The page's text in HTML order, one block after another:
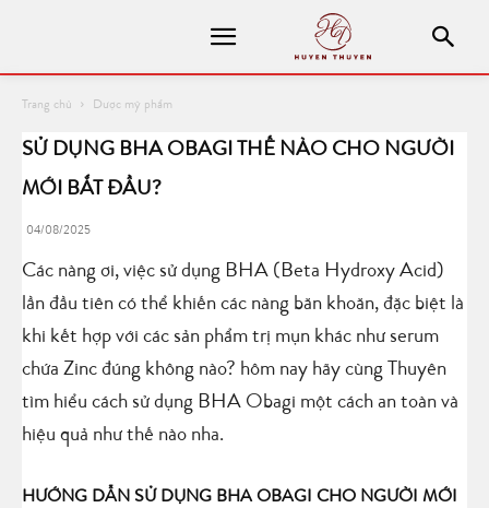
Trang chủ Dược mỹ phẩm
SỬ DỤNG BHA OBAGI THẾ NÀO CHO NGƯỜI
MỚI BẮT ĐẦU?
04/08/2025
Các nàng ơi, việc sử dụng BHA (Beta Hydroxy Acid)
lần đầu tiên có thể khiến các nàng băn khoăn, đặc biệt là
khi kết hợp với các sản phẩm trị mụn khác như serum
chứa Zinc đúng không nào? hôm nay hãy cùng Thuyên
tìm hiểu cách sử dụng BHA Obagi một cách an toàn và
hiệu quả như thế nào nha.
HƯỚNG DẪN SỬ DỤNG BHA OBAGI CHO NGƯỜI MỚI